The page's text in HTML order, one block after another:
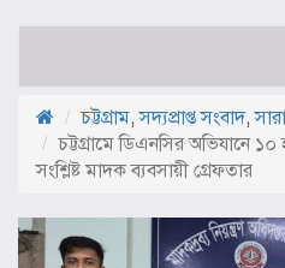
চট্টগ্রাম,সদ্যপ্রাপ্ত সংবাদ,
চট্টগ্রামে ডিএনসির অভিযানে ১০
সংশ্লিষ্ট মাদক ব্যবসায়ী গ্রেফতার